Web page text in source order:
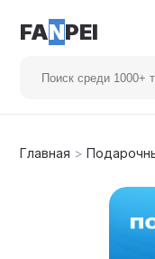
FANPEI
Главная >